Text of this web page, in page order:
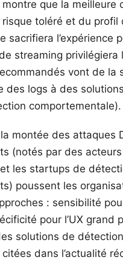
que la meilleure
toléré et du profil
sacrifiera l’expérience
streaming privilégiera
vont de la
des logs à des
comportementale).
montée des attaques
(notés par des
les startups de
poussent les
: sensibilité
pour l’UX grand
solutions de
dans l’actualité